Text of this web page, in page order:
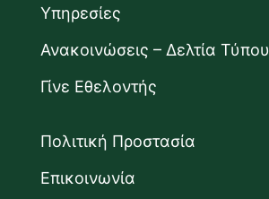
Υπηρεσίες
Ανακοινώσεις – Δελτία Τύπου
Γίνε Εθελοντής
Πολιτική Προστασία
Επικοινωνία